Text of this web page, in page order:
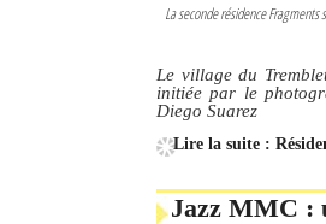
L'actualité du tourisme
La seconde résidence
Le village du
initiée par le
Diego Suarez
Lire la suite :
Jazz MMC :